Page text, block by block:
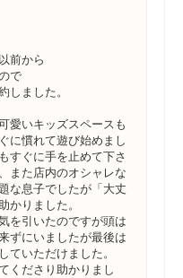
前から
で
ました。
愛いキッズスペースも
に慣れて遊び始めまし
すぐに手を止めて下さ
また店内のオシャレな
な息子でしたが「大丈
かりました。
を引いたのですが頭は
ずにいましたが最後は
いただけました。
くださり助かりまし